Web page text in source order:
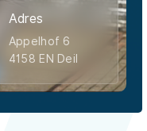
Adres
Appelhof 6
4158 EN Deil